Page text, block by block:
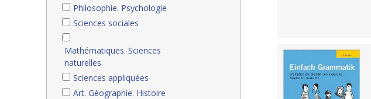
Philosophie. Psychologie
Sciences sociales
Mathématiques. Sciences
naturelles
Sciences appliquées
Art. Géographie. Histoire